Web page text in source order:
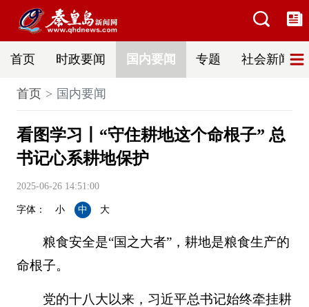
首页 时政要闻 国内要闻 专题 社会新闻
首页 国内要闻
看图学习丨“守住耕地这个命根子” 总
书记心系耕地保护
2025-06-26 14:51:00
字体： 小 中 大
粮食安全是“国之大者”，耕地是粮食生产的
命根子。
党的十八大以来，习近平总书记始终牵挂耕